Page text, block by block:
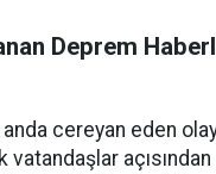
Deprem
cereyan eden
vatandaşlar